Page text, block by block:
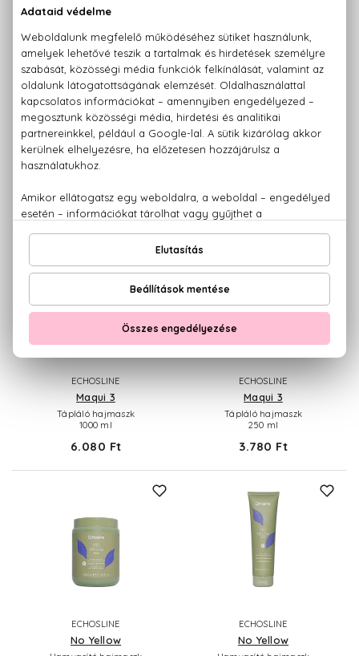
ECHOSLINE
Keratin Veg
Intenzív hajszerkezet-újjáépítő
pakolás
2.580 Ft
ECHOSLINE
Ki-Power Veg
Hajszerkezet-újjáépítő záró maszk
4.680 Ft
ECHOSLINE
Maqui 3
Tápláló hajmaszk
1000 ml
6.080 Ft
ECHOSLINE
Maqui 3
Tápláló hajmaszk
250 ml
3.780 Ft
ECHOSLINE
No Yellow
ECHOSLINE
No Yellow